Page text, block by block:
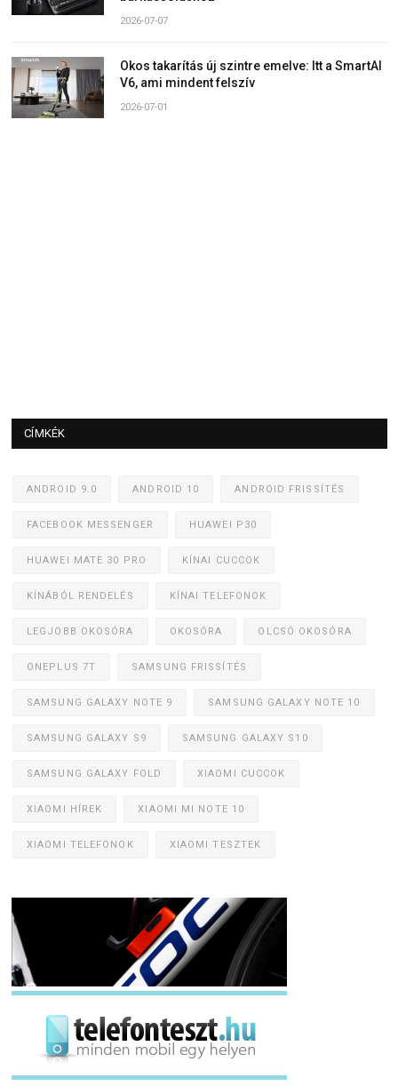
2026-07-07
Okos takarítás új szintre emelve: Itt a SmartAI
V6, ami mindent felszív
2026-07-01
CÍMKÉK
ANDROID 9.0 ANDROID 10 ANDROID FRISSÍTÉS
FACEBOOK MESSENGER HUAWEI P30
HUAWEI MATE 30 PRO KÍNAI CUCCOK
KÍNÁBÓL RENDELÉS KÍNAI TELEFONOK
LEGJOBB OKOSÓRA OKOSÓRA OLCSÓ OKOSÓRA
ONEPLUS 7T SAMSUNG FRISSÍTÉS
SAMSUNG GALAXY NOTE 9 SAMSUNG GALAXY NOTE 10
SAMSUNG GALAXY S9 SAMSUNG GALAXY S10
SAMSUNG GALAXY FOLD XIAOMI CUCCOK
XIAOMI HÍREK XIAOMI MI NOTE 10
XIAOMI TELEFONOK XIAOMI TESZTEK